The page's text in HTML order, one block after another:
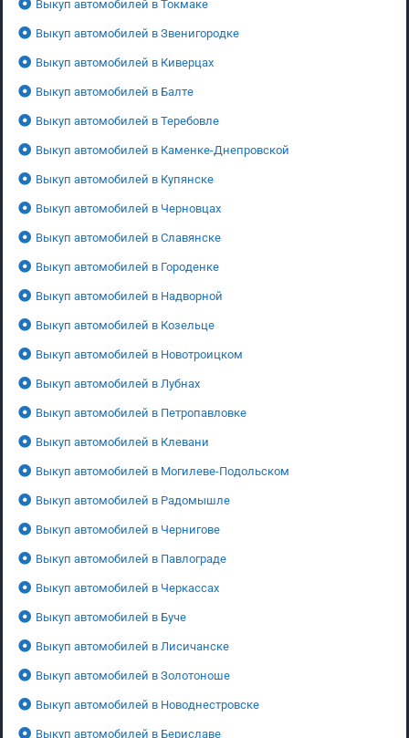
Выкуп автомобилей в Токмаке
Выкуп автомобилей в Звенигородке
Выкуп автомобилей в Киверцах
Выкуп автомобилей в Балте
Выкуп автомобилей в Теребовле
Выкуп автомобилей в Каменке-Днепровской
Выкуп автомобилей в Купянске
Выкуп автомобилей в Черновцах
Выкуп автомобилей в Славянске
Выкуп автомобилей в Городенке
Выкуп автомобилей в Надворной
Выкуп автомобилей в Козельце
Выкуп автомобилей в Новотроицком
Выкуп автомобилей в Лубнах
Выкуп автомобилей в Петропавловке
Выкуп автомобилей в Клевани
Выкуп автомобилей в Могилеве-Подольском
Выкуп автомобилей в Радомышле
Выкуп автомобилей в Чернигове
Выкуп автомобилей в Павлограде
Выкуп автомобилей в Черкассах
Выкуп автомобилей в Буче
Выкуп автомобилей в Лисичанске
Выкуп автомобилей в Золотоноше
Выкуп автомобилей в Новоднестровске
Выкуп автомобилей в Бериславе